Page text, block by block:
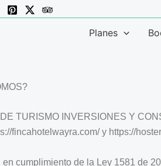
Planes
TURISMO INVERSIONES Y
fincahotelwayra.com/ y https://
en cumplimiento de la Ley 1581 de